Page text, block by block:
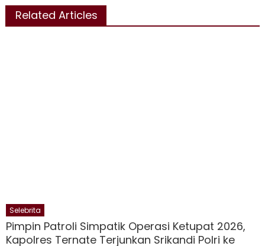
Related Articles
Selebrita
Pimpin Patroli Simpatik Operasi Ketupat 2026,
Kapolres Ternate Terjunkan Srikandi Polri ke